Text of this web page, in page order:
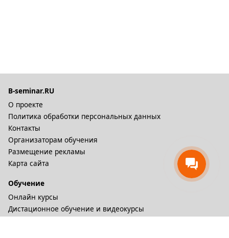
B-seminar.RU
О проекте
Политика обработки персональных данных
Контакты
Организаторам обучения
Размещение рекламы
Карта сайта
Обучение
Онлайн курсы
Дистационное обучение и видеокурсы